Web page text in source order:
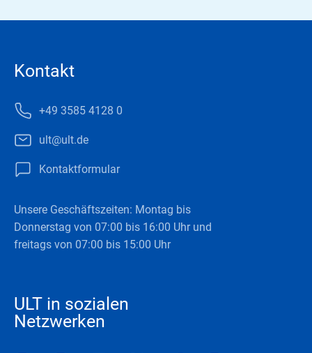
Kontakt
+49 3585 4128 0
ult@ult.de
Kontaktformular
Unsere Geschäftszeiten: Montag bis
Donnerstag von 07:00 bis 16:00 Uhr und
freitags von 07:00 bis 15:00 Uhr
ULT in sozialen
Netzwerken